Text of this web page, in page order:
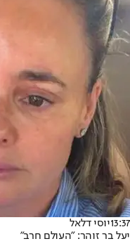
13:37יוסי דלאל
יעל בר זוהר: "העולם חרב"